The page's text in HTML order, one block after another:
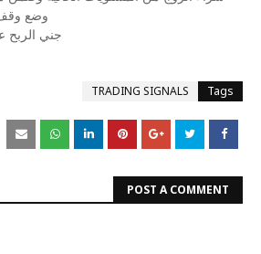
وضع وقف
جني الربح
Tags
TRADING SIGNALS
POST A COMMENT